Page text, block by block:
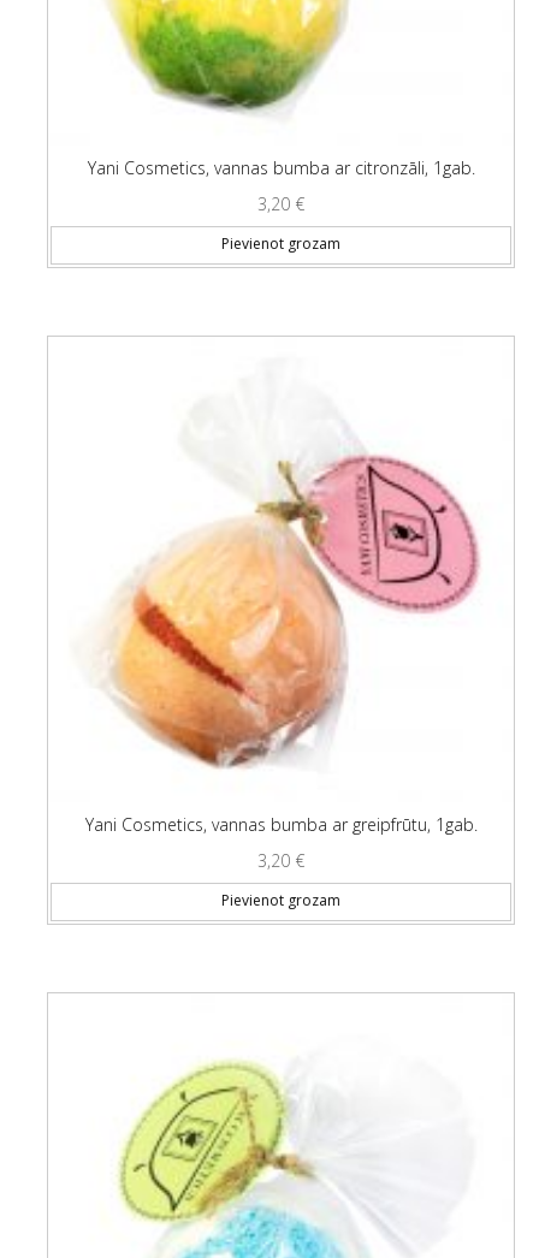
Yani Cosmetics, vannas bumba ar citronzāli, 1gab.
3,20 €
Pievienot grozam
Yani Cosmetics, vannas bumba ar greipfrūtu, 1gab.
3,20 €
Pievienot grozam